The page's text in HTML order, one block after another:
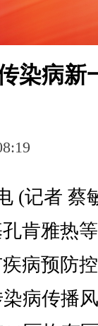
染病新
(记者 蔡
肯雅热
病预防
病传播